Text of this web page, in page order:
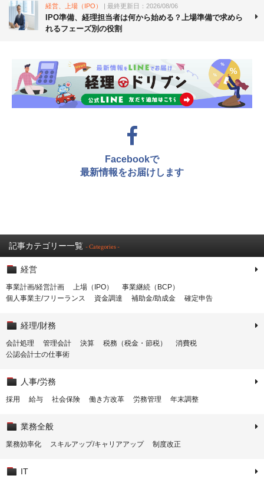
経営、上場（IPO） | 最終更新日：2026/08/06
IPO準備、経理担当者は何から始める？上場準備で求めら
れるフェーズ別の役割
Facebookで
最新情報をお届けします
記事カテゴリー一覧 - Categories -
経営
事業計画/経営計画 上場（IPO）
事業継続（BCP）
個人事業主/フリーランス
資金調達 補助金/助成金 確定申告
経理/財務
会計処理 管理会計 決算 税務（税金・節税）
消費税
公認会計士の仕事術
人事/労務
採用 給与 社会保険 働き方改革 労務管理 年末調整
業務全般
業務効率化 スキルアップ/キャリアアップ 制度改正
IT